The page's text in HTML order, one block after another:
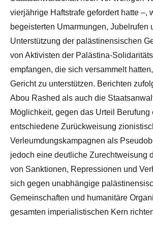
vierjährige Haftstrafe gefordert hatte –,
begeisterten Umarmungen, Jubelrufen
Unterstützung der palästinensischen
von Aktivisten der Palästina-
empfangen, die sich versammelt
Gericht zu unterstützen. Berichten
Abou Rashed als auch die
Möglichkeit, gegen das Urteil
entschiedene Zurückweisung
Verleumdungskampagnen als
jedoch eine deutliche Zurechtweisung
von Sanktionen, Repressionen und
sich gegen unabhängige
Gemeinschaften und humanitäre
gesamten imperialistischen Kern